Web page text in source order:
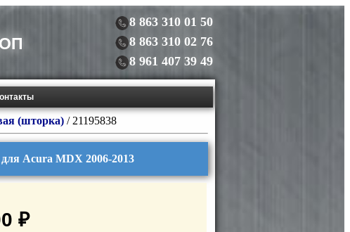
8 863 310 01 50
8 863 310 02 76
8 961 407 39 49
(шторка) / 21195838
Acura MDX 2006-2013
₽